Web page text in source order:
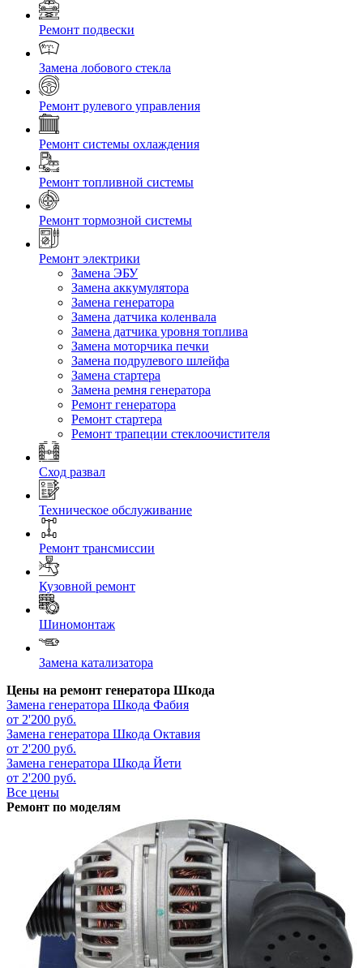
Ремонт подвески
Замена лобового стекла
Ремонт рулевого управления
Ремонт системы охлаждения
Ремонт топливной системы
Ремонт тормозной системы
Ремонт электрики
Замена ЭБУ
Замена аккумулятора
Замена генератора
Замена датчика коленвала
Замена датчика уровня топлива
Замена моторчика печки
Замена подрулевого шлейфа
Замена стартера
Замена ремня генератора
Ремонт генератора
Ремонт стартера
Ремонт трапеции стеклоочистителя
Сход развал
Техническое обслуживание
Ремонт трансмиссии
Кузовной ремонт
Шиномонтаж
Замена катализатора
Цены на ремонт генератора Шкода
Замена генератора Шкода Фабия
от 2'200 руб.
Замена генератора Шкода Октавия
от 2'200 руб.
Замена генератора Шкода Йети
от 2'200 руб.
Все цены
Ремонт по моделям